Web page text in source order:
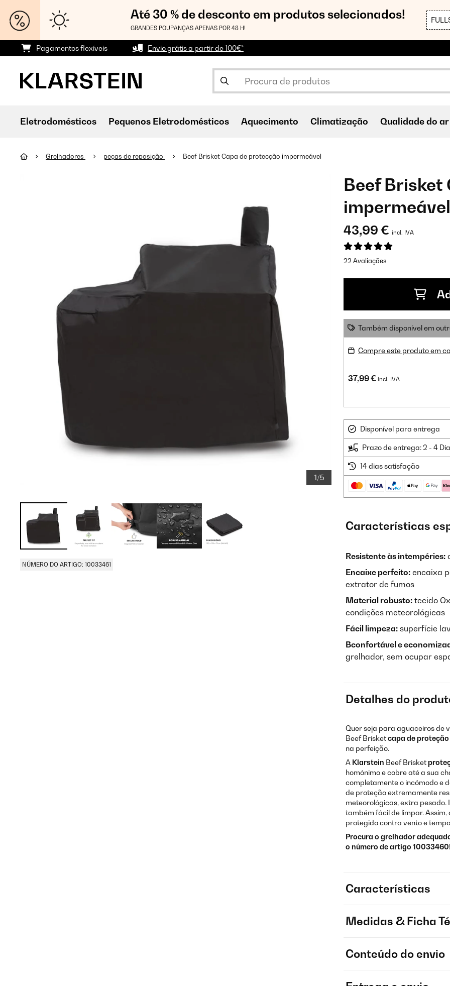
Até 30 % de desconto em produtos selecionados!
GRANDES POUPANÇAS APENAS POR 48 H!
Pagamentos flexíveis Envio grátis a partir de 100€*
Eletrodomésticos Pequenos Eletrodomésticos Aquecimento Climatização Qualidade do ar
Grelhadores peças de reposição Beef Brisket Capa de protecção impermeável
1/5
NÚMERO DO ARTIGO: 10033461
Beef Brisket
impermeável
43,99 € incl. IVA
22 Avaliações
Também disponível em
Compre este produto em
37,99 € incl. IVA
Disponível para entrega
Prazo de entrega: 2 - 4
14 dias satisfação
Características
Resistente às intempéries:
Encaixe perfeito: encaixa
extrator de fumos
Material robusto: tecido
condições meteorológicas
Fácil limpeza: superfície
Bconfortável e
grelhador, sem ocupar
Detalhes do
Quer seja para aguaceiros de
Beef Brisketcapa de
na perfeição.
A Klarstein Beef Brisket
homónimo e cobre até a sua
completamente o incómodo e
de proteção extremamente
meteorológicas, extra pesado.
também fácil de limpar.
protegido contra vento e
Procura o grelhador
o número de artigo
Características
Medidas & Ficha
Conteúdo do envio